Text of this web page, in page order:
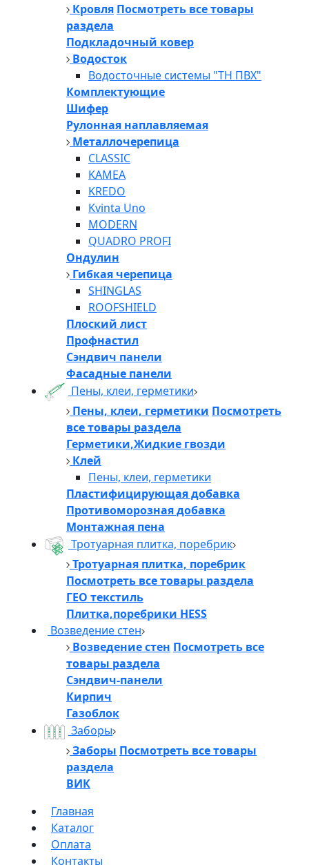
Кровля Посмотреть все товары
раздела
Подкладочный ковер
Водосток
Водосточные системы "ТН ПВХ"
Комплектующие
Шифер
Рулонная наплавляемая
Металлочерепица
CLASSIC
KAMEA
KREDO
Kvinta Uno
MODERN
QUADRO PROFI
Ондулин
Гибкая черепица
SHINGLAS
ROOFSHIELD
Плоский лист
Профнастил
Сэндвич панели
Фасадные панели
Пены, клеи, герметики
Пены, клеи, герметики Посмотреть
все товары раздела
Герметики,Жидкие гвозди
Клей
Пены, клеи, герметики
Пластифицирующая добавка
Противоморозная добавка
Монтажная пена
Тротуарная плитка, поребрик
Тротуарная плитка, поребрик
Посмотреть все товары раздела
ГЕО текстиль
Плитка,поребрики HESS
Возведение стен
Возведение стен Посмотреть все
товары раздела
Сэндвич-панели
Кирпич
Газоблок
Заборы
Заборы Посмотреть все товары
раздела
ВИК
Главная
Каталог
Оплата
Контакты